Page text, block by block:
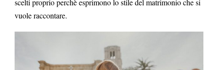
scelti proprio perchè esprimono lo stile del matrimonio che si
vuole raccontare.